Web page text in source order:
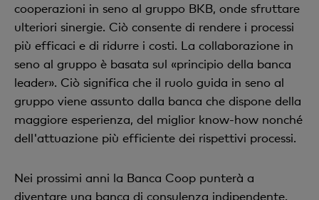
cooperazioni in seno al gruppo BKB, onde sfruttare
ulteriori sinergie. Ciò consente di rendere i processi
più efficaci e di ridurre i costi. La collaborazione in
seno al gruppo è basata sul «principio della banca
leader». Ciò significa che il ruolo guida in seno al
gruppo viene assunto dalla banca che dispone della
maggiore esperienza, del miglior know-how nonché
dell'attuazione più efficiente dei rispettivi processi.
Nei prossimi anni la Banca Coop punterà a
diventare una banca di consulenza indipendente.